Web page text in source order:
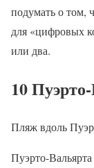
подумать о том,
для «цифровых
или два.
10
Пляж вдоль
Пуэрто-